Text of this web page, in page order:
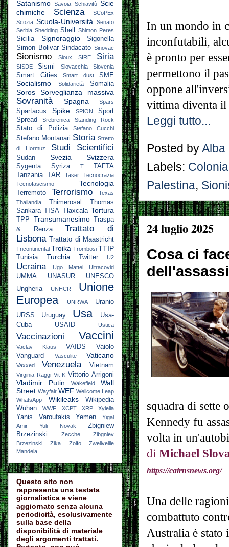
In un mondo in
inconfutabili,
è pronto per
permettono il
oppone
vittima diventa il
Leggi tutto...
Posted by Alba
Labels:
Palestina,
24 luglio 2025
Cosa ci
squadra di sette
Kennedy fu
volta in
di Michael
https://cairnsnews.org/
Una delle
combattuto
Australia è stato
Satanismo Savoia Schiavitù Scie
chimiche
Scienza
SCoPEx
Scozia Scuola-Università
Senato
Serbia Shedding Shell Shimon Peres
Sicilia Signoraggio
Sigonella
Simon Bolivar Sindacato Sinovac
Sionismo Sioux SIRE Siria
SISDE Sismi Slovacchia Slovenia
Smart Cities Smart dust SME
Socialismo Solidarietà Somalia
Soros Sorveglianza massiva
Sovranità Spagna Spars
Spartacus Spike SPION
Sport
Spread
Srebrenica Standing Rock
Stato di Polizia Stefano Cucchi
Stefano Montanari Storia Stretto
di Hormuz
Studi Scientifici
Sudan Svezia Svizzera
Sygenta Syriza T
TAFTA
Tanzania
TAR Taser
Tecnocrazia
Tecnofascismo
Tecnologia
Terremoto Terrorismo
Texas
Thailandia
Thimerosal
Thomas
Sankara
TISA Tlaxcala Tortura
TPP Transumanesimo
Traspa
& Renza
Trattato di
Lisbona
Trattato di Maastricht
Tricontinental Troika Trombosi TTIP
Tunisia Turchia Twitter U2
Ucraina Ugo Mattei Ultracovid
UMMA UNASUR
UNESCO
Ungheria
UNHCR
Unione
Europea
UNRWA
Uranio
URSS
Uruguay Usa
Usa-
Cuba
USAID Ustica
Vaccinazioni Vaccini
Vaclav Klaus VAIDS
Vaiolo
Vanguard
Vasculite Vaticano
Vaxxed Venezuela Vietnam
Virginia Raggi Vit K Vittorio Arrigoni
Vladimir Putin Wakefield
Wall
Street Wayfair WEF Wellcome Leap
WhatsApp
Wikileaks
Wikipedia
Wuhan
WWF XCPT XRP Xylella
Yanis Varoufakis Yemen
Yigal
Amir
Yuli Novak
Zbigniew
Brzezinski
Zecche
Zibgniev
Brzezinski
Zika Zolfo
Zwelivelile
Mandela
Questo sito non
rappresenta una testata
giornalistica e viene
aggiornato senza alcuna
periodicità, esclusivamente
sulla base della
disponibilità di materiale
degli argomenti trattati.